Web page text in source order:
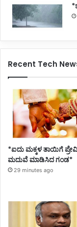
Recent Tech
*ಐದು ಮಕ್ಕಳ ತಾಯಿಗೆ
ಮದುವೆ ಮಾಡಿಸಿದ ಗಂಡ*
29 minutes ago